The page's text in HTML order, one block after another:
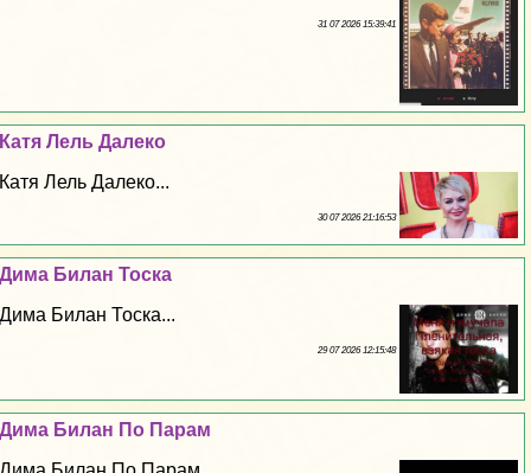
31 07 2026 15:39:41
Катя Лель Далеко
Катя Лель Далеко...
30 07 2026 21:16:53
Дима Билан Тоска
Дима Билан Тоска...
29 07 2026 12:15:48
Дима Билан По Парам